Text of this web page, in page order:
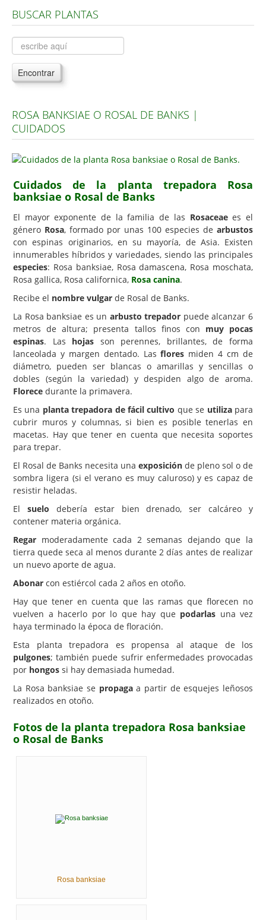
Árboles, Cicas y Palmeras de la G a la Z
Plantas Anuales y Perennes
Plantas Bulbosas y Acuáticas
Plantas de Interior
Plantas Aromáticas y de Huerto
Plantas Carnívoras y Orquídeas
Consejos
Hemisferio Norte
Hemisferio Sur
Enfermedades
Animales
Hongos
Carencias
Flores y Plantas
Árboles y Palmeras
Arbustos y Trepadoras
Cactus y Suculentas
BUSCAR PLANTAS
Encontrar
ROSA BANKSIAE O ROSAL DE BANKS |
CUIDADOS
Cuidados de la planta trepadora Rosa
banksiae o Rosal de Banks
El mayor exponente de la familia de las Rosaceaees el
género Rosa, formado por unas 100 especies de arbustos
con espinas originarios, en su mayoría, de Asia. Existen
innumerables híbridos y variedades, siendo las principales
especies: Rosa banksiae, Rosa damascena, Rosa moschata,
Rosa gallica, Rosa californica, Rosa canina.
Recibe el nombre vulgar de Rosal de Banks.
La Rosa banksiae es un arbusto trepador puede alcanzar 6
metros de altura; presenta tallos finos con muy pocas
espinas. Las hojas son perennes, brillantes, de forma
lanceolada y margen dentado. Lasflores miden 4 cm de
diámetro, pueden ser blancas o amarillas y sencillas o
dobles (según la variedad) y despiden algo de aroma.
Florece durante la primavera.
Es una planta trepadora de fácil cultivo que se utilizapara
cubrir muros y columnas, si bien es posible tenerlas en
macetas. Hay que tener en cuenta que necesita soportes
para trepar.
El Rosal de Banks necesita una exposición de pleno sol o de
sombra ligera (si el verano es muy caluroso) y es capaz de
resistir heladas.
El suelo debería estar bien drenado, ser calcáreo y
contener materia orgánica.
Regar moderadamente cada 2 semanas dejando que la
tierra quede seca al menos durante 2 días antes de realizar
un nuevo aporte de agua.
Abonar con estiércol cada 2 años en otoño.
Hay que tener en cuenta que las ramas que florecen no
vuelven a hacerlo por lo que hay que podarlas una vez
haya terminado la época de floración.
Esta planta trepadora es propensa al ataque de los
pulgones; también puede sufrir enfermedades provocadas
por hongos si hay demasiada humedad.
La Rosa banksiae se propagaa partir de esquejes leñosos
realizados en otoño.
Fotos de la planta trepadora Rosa banksiae
o Rosal de Banks
Rosa banksiae